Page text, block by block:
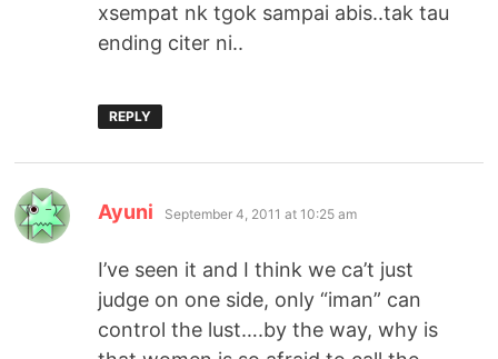
xsempat nk tgok sampai abis..tak tau
ending citer ni..
REPLY
Ayuni says:
September 4, 2011 at 10:25 am
I’ve seen it and I think we ca’t just
judge on one side, only “iman” can
control the lust….by the way, why is